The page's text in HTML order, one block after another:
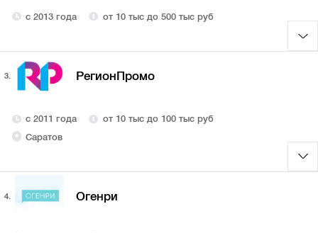
с 2013 года от 10 тыс до 500 тыс руб
3. РегионПромо
с 2011 года
от 10 тыс до 100 тыс руб
Саратов
4. Огенри